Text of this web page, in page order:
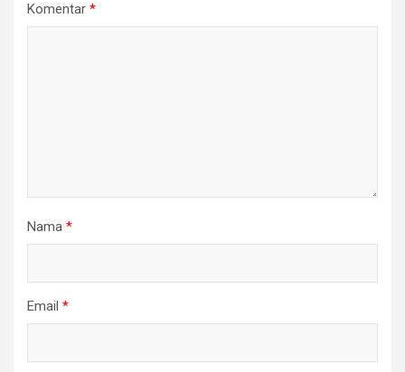
Komentar *
Nama *
Email *